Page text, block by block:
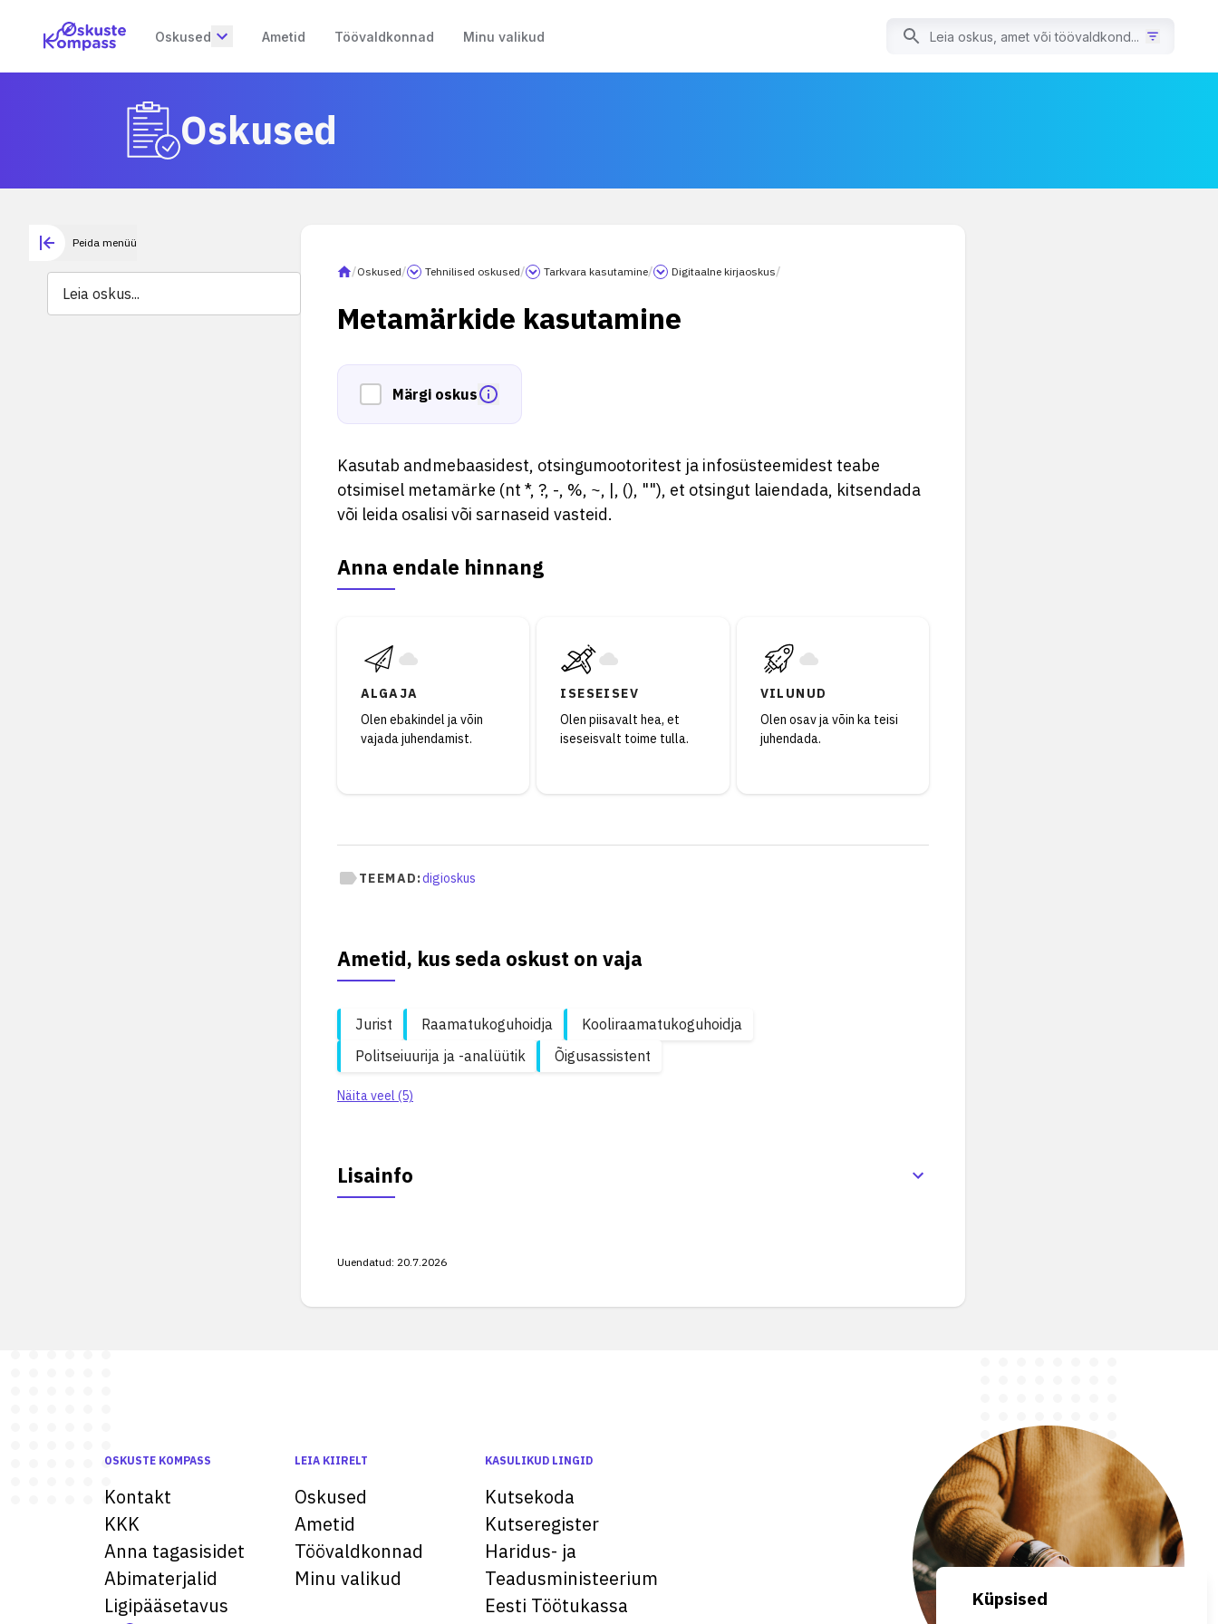
Oskused Ametid Töövaldkonnad Minu valikud
Oskused
Peida menüü
/Oskused/ Tehnilised oskused/ Tarkvara kasutamine/ Digitaalne kirjaoskus/
Metamärkide kasutamine
Märgi oskus
Kasutab andmebaasidest, otsingumootoritest ja infosüsteemidest teabe
otsimisel metamärke (nt *, ?, -, %, ~, |, (), ""), et otsingut laiendada, kitsendada
või leida osalisi või sarnaseid vasteid.
Anna endale hinnang
ALGAJA
Olen ebakindel ja võin
vajada juhendamist.
ISESEISEV
Olen piisavalt hea, et
iseseisvalt toime tulla.
VILUNUD
Olen osav ja võin ka teisi
juhendada.
TEEMAD:digioskus
Ametid, kus seda oskust on vaja
Jurist Raamatukoguhoidja
Kooliraamatukoguhoidja
Politseiuurija ja -analüütik
Õigusassistent
Näita veel (5)
Lisainfo
Uuendatud: 20.7.2026
OSKUSTE KOMPASS
Kontakt
KKK
Anna tagasisidet
Abimaterjalid
Ligipääsetavus
LEIA KIIRELT
Oskused
Ametid
Töövaldkonnad
Minu valikud
KASULIKUD LINGID
Kutsekoda
Kutseregister
Haridus- ja
Teadusministeerium
Eesti Töötukassa
Küpsised